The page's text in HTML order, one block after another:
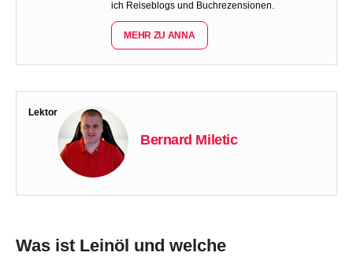
ich Reiseblogs und Buchrezensionen.
MEHR ZU ANNA
Lektor
Bernard Miletic
Was ist Leinöl und welche